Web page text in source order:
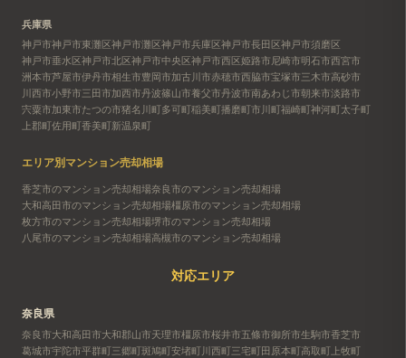
兵庫県
神戸市神戸市東灘区神戸市灘区神戸市兵庫区神戸市長田区神戸市須磨区
神戸市垂水区神戸市北区神戸市中央区神戸市西区姫路市尼崎市明石市西宮市
洲本市芦屋市伊丹市相生市豊岡市加古川市赤穂市西脇市宝塚市三木市高砂市
川西市小野市三田市加西市丹波篠山市養父市丹波市南あわじ市朝来市淡路市
宍粟市加東市たつの市猪名川町多可町稲美町播磨町市川町福崎町神河町太子町
上郡町佐用町香美町新温泉町
エリア別マンション売却相場
香芝市のマンション売却相場奈良市のマンション売却相場
大和高田市のマンション売却相場橿原市のマンション売却相場
枚方市のマンション売却相場堺市のマンション売却相場
八尾市のマンション売却相場高槻市のマンション売却相場
対応エリア
奈良県
奈良市大和高田市大和郡山市天理市橿原市桜井市五條市御所市生駒市香芝市
葛城市宇陀市平群町三郷町斑鳩町安堵町川西町三宅町田原本町高取町 上牧町